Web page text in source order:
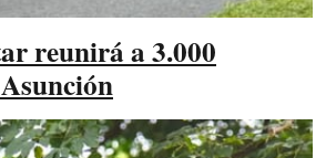
reunirá a 3.000